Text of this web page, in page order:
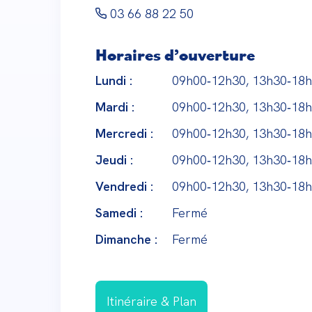
03 66 88 22 50
Horaires d’ouverture
Lundi :
09h00‑12h30,
Mardi :
09h00‑12h30,
Mercredi :
09h00‑12h30,
Jeudi :
09h00‑12h30,
Vendredi :
09h00‑12h30,
Samedi :
Fermé
Dimanche :
Fermé
Itinéraire & Plan